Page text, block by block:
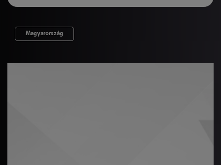
Magyarország